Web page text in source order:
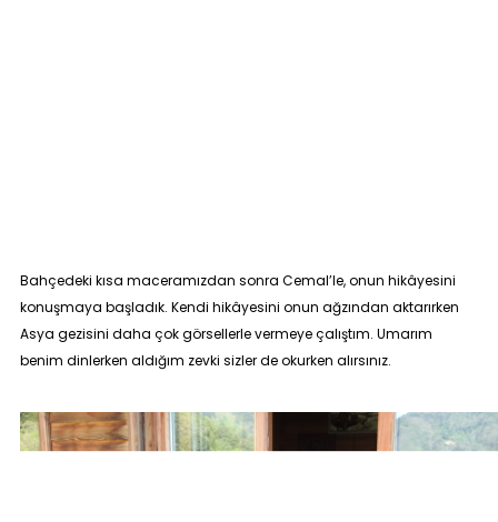
Bahçedeki kısa maceramızdan sonra Cemal’le, onun hikâyesini
konuşmaya başladık. Kendi hikâyesini onun ağzından aktarırken
Asya gezisini daha çok görsellerle vermeye çalıştım. Umarım
benim dinlerken aldığım zevki sizler de okurken alırsınız.